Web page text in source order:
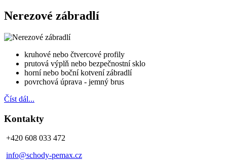
Nerezové zábradlí
kruhové nebo čtvercové profily
prutová výplň nebo bezpečnostní sklo
horní nebo boční kotvení zábradlí
povrchová úprava - jemný brus
Číst dál...
Kontakty
+420 608 033 472
info@schody-pemax.cz